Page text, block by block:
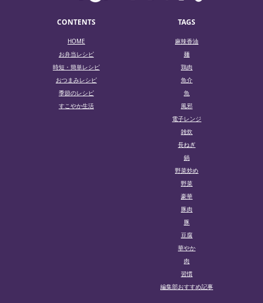
CONTENTS
HOME
お弁当レシピ
時短・簡単レシピ
おつまみレシピ
季節のレシピ
すこやか生活
TAGS
麻辣香油
麺
鶏肉
魚介
魚
風邪
電子レンジ
雑炊
長ねぎ
鍋
野菜炒め
野菜
豪華
豚肉
豚
豆腐
華やか
肉
習慣
編集部おすすめ記事